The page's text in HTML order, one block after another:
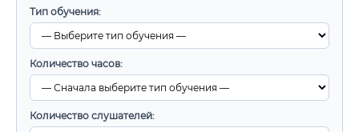
Тип обучения:
Количество часов:
Количество слушателей: